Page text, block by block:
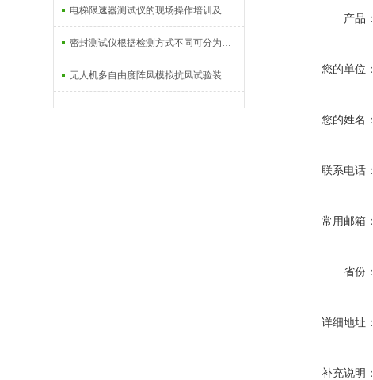
电梯限速器测试仪的现场操作培训及限速器常见故障分析
密封测试仪根据检测方式不同可分为两类
无人机多自由度阵风模拟抗风试验装置的设计与性能验证
产品：
您的单位：
您的姓名：
联系电话：
常用邮箱：
省份：
详细地址：
补充说明：